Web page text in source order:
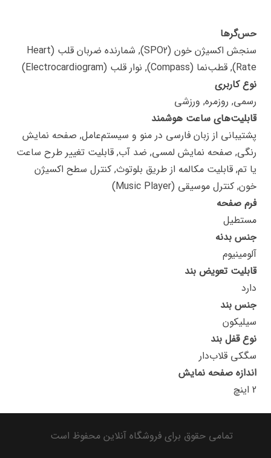
حس‌گرها
سنجش اکسیژن خون (SPO2), شمارنده ضربان قلب (Heart
Rate), قطب‌نما (Compass), نوار قلب (Electrocardiogram)
نوع کاربری
رسمی, روزمره, ورزشی
قابلیت‌های ساعت هوشمند
پشتیبانی از زبان فارسی در منو و سیستم‌عامل, صفحه نمایش
رنگی, صفحه نمایش لمسی, ضد آب, قابلیت تغییر طرح ساعت
یا تم, قابلیت مکالمه از طریق بلوتوث, کنترل سطح اکسیژن
خون, کنترل موسیقی (Music Player)
فرم صفحه
مستطیل
جنس بدنه
آلومینیوم
قابلیت تعویض بند
دارد
جنس بند
سیلیکون
نوع قفل بند
سگکی قلاب‌دار
اندازه صفحه نمایش
2 اینچ
تمامی حقوق برای فروشگاه آنلاین محفوظ است